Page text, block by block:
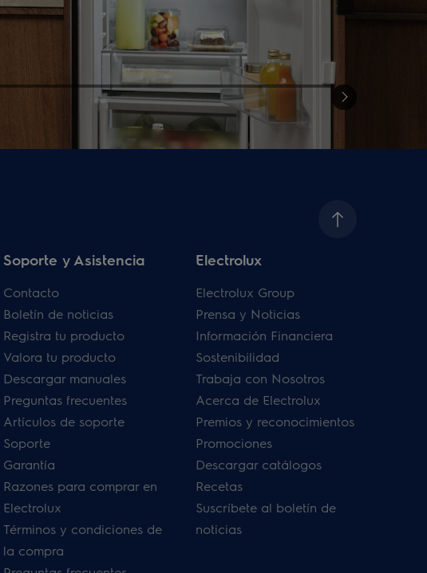
Soporte y Asistencia
Contacto
Boletín de noticias
Registra tu producto
Valora tu producto
Descargar manuales
Preguntas frecuentes
Artículos de soporte
Soporte
Garantía
Razones para comprar en
Electrolux
Términos y condiciones de
la compra
Electrolux
Electrolux Group
Prensa y Noticias
Información Financiera
Sostenibilidad
Trabaja con Nosotros
Acerca de Electrolux
Premios y reconocimientos
Promociones
Descargar catálogos
Recetas
Suscríbete al boletín de
noticias